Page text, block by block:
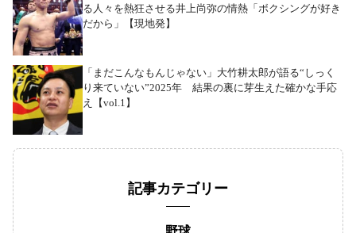
る人々を熱狂させる井上尚弥の情熱「ボクシングが好き
だから」【現地発】
「まだこんなもんじゃない」大竹耕太郎が語る“しっく
り来ていない”2025年 結果の裏に芽生えた確かな手応
え【vol.1】
記事カテゴリー